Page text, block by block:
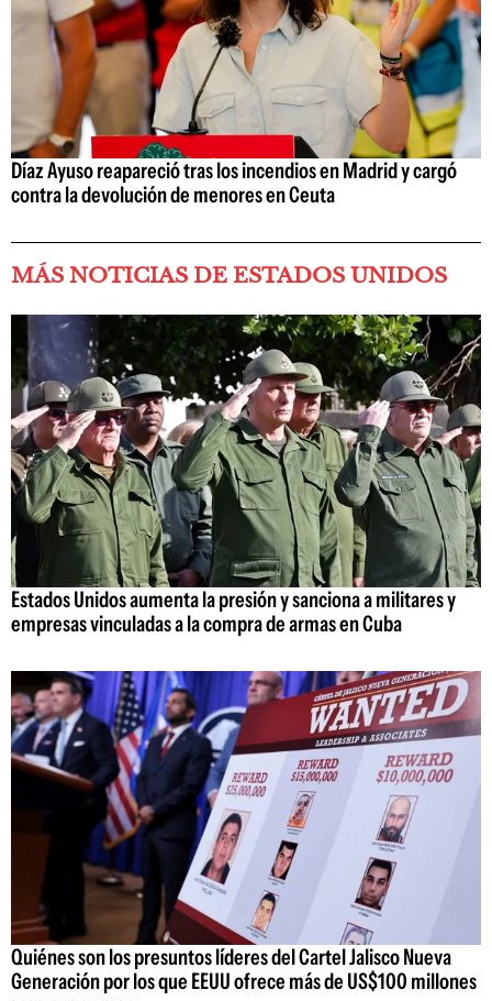
Díaz Ayuso reapareció tras los incendios en Madrid y cargó
contra la devolución de menores en Ceuta
MÁS NOTICIAS DE ESTADOS UNIDOS
Estados Unidos aumenta la presión y sanciona a militares y
empresas vinculadas a la compra de armas en Cuba
Quiénes son los presuntos líderes del Cartel Jalisco Nueva
Generación por los que EEUU ofrece más de US$100 millones